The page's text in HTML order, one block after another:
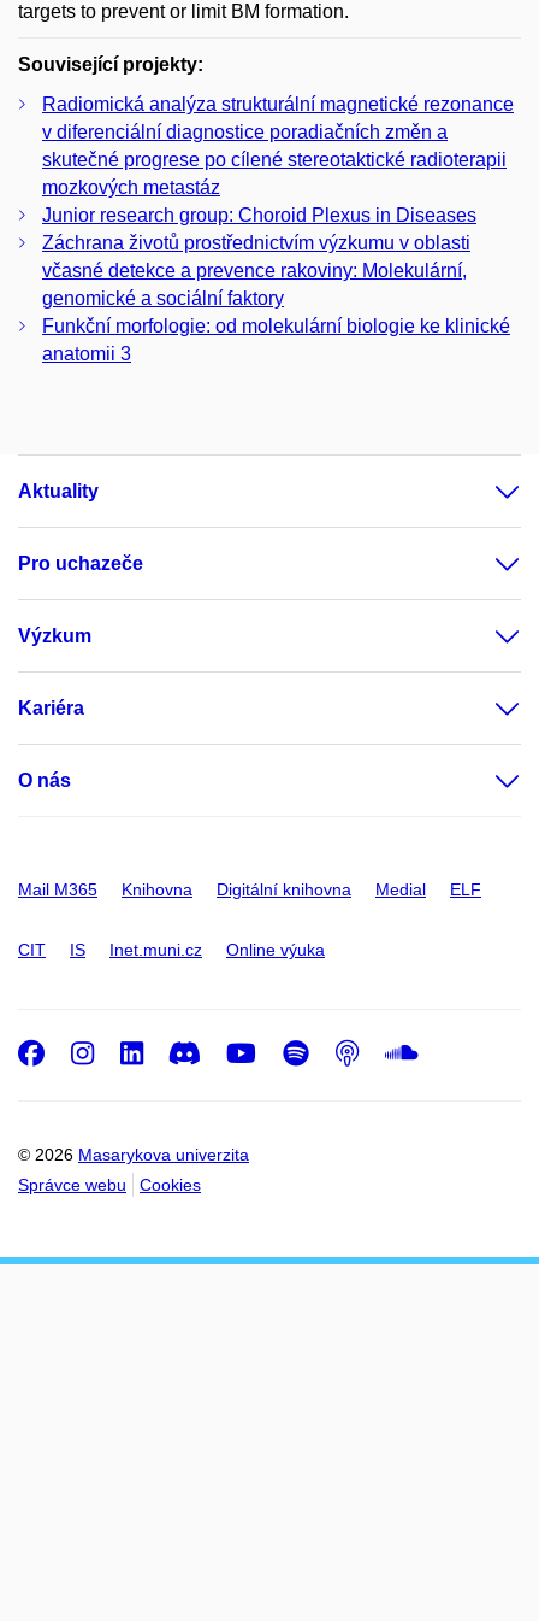
targets to prevent or limit BM formation.
Související projekty:
Radiomická analýza strukturální magnetické rezonance
v diferenciální diagnostice poradiačních změn a
skutečné progrese po cílené stereotaktické radioterapii
mozkových metastáz
Junior research group: Choroid Plexus in Diseases
Záchrana životů prostřednictvím výzkumu v oblasti
včasné detekce a prevence rakoviny: Molekulární,
genomické a sociální faktory
Funkční morfologie: od molekulární biologie ke klinické
anatomii 3
Aktuality
Pro uchazeče
Výzkum
Kariéra
O nás
Mail M365 Knihovna Digitální knihovna Medial ELF
CIT IS Inet.muni.cz Online výuka
© 2026 Masarykova univerzita
Správce webu
Cookies
Facebook
Instagram
LinkedIn
DiscordYoutube
Spotify
Podcast